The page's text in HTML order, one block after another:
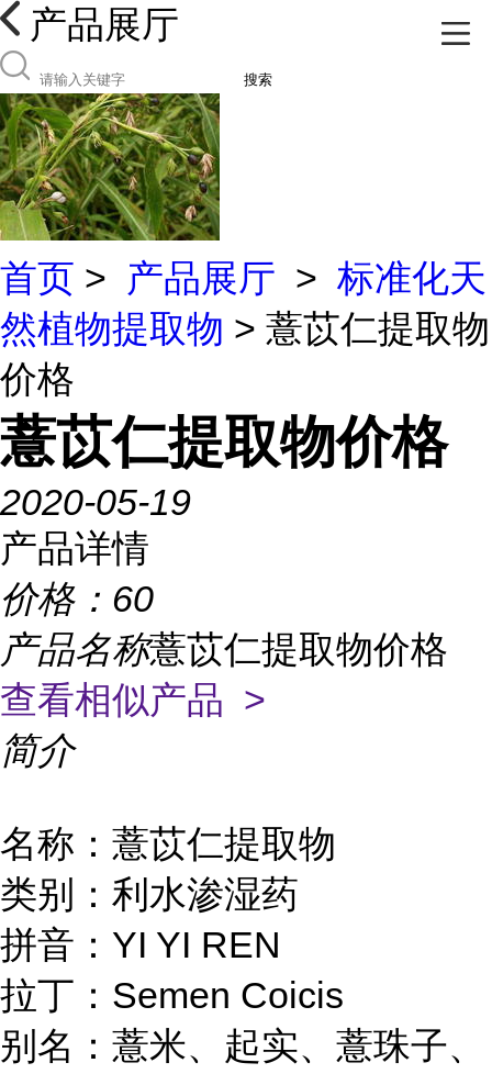
产品展厅
搜索
首页 > 产品展厅 > 标准化天
然植物提取物 > 薏苡仁提取物
价格
薏苡仁提取物价格
2020-05-19
产品详情
价格： 60
产品名称薏苡仁提取物价格
查看相似产品 >
简介
名称：薏苡仁提取物
类别：利水渗湿药
拼音：YI YI REN
拉丁：Semen Coicis
别名：薏米、起实、薏珠子、